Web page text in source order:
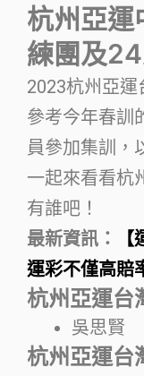
杭州亞運
練團及
2023杭州亞
參考今年春訓
員參加集訓，
一起來看看杭
有誰吧！
最新資訊：
運彩不僅高賠
杭州亞運台
吳思賢
杭州亞運台